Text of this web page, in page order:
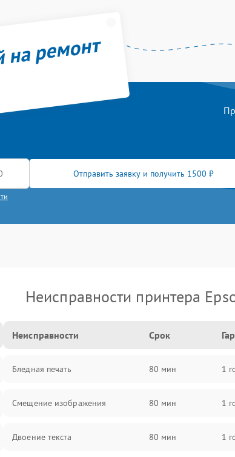
ремонт
Отправить заявку и получить 1500 ₽
Неисправности принтера
Неисправности Срок
Бледная печать 80 мин 1
Смещение изображения 80 мин 1
Двоение текста 80 мин 1